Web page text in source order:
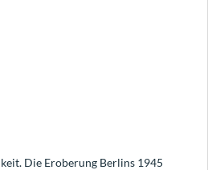
Die Eroberung Berlins 1945